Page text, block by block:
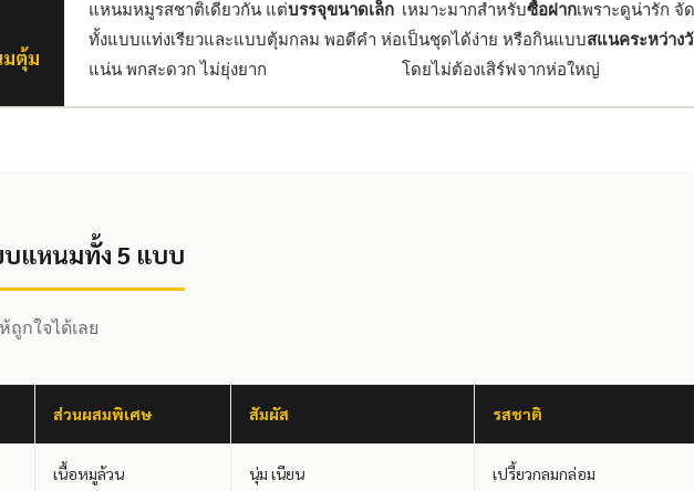
ตุ้ม
แหนมหมูรสชาติเดียวกัน แต่บรรจุขนาดเล็ก
ทั้งแบบแท่งเรียวและแบบตุ้มกลม พอดีคำ ห่อ
แน่น พกสะดวก ไม่ยุ่งยาก
เหมาะมากสำหรับซื้อฝากเพราะดูน่ารัก จัด
เป็นชุดได้ง่าย หรือกินแบบสแนคระหว่าง
โดยไม่ต้องเสิร์ฟจากห่อใหญ่
บแหนมทั้ง 5 แบบ
ถูกใจได้เลย
ส่วนผสมพิเศษ สัมผัส รสชาติ
เนื้อหมูล้วน นุ่ม เนียน เปรี้ยวกลมกล่อม